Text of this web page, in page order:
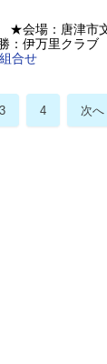
★会場：唐津市
：伊万里クラ
合せ
3 4 次へ